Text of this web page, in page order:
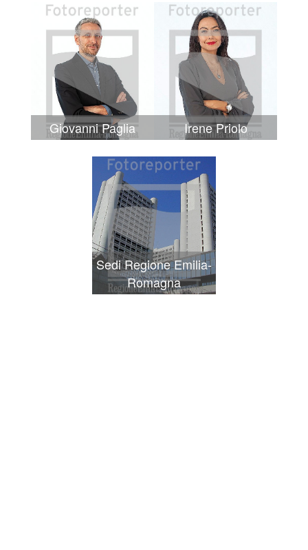
Giovanni Paglia Irene Priolo
Sedi Regione Emilia-
Romagna